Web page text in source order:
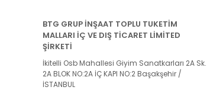
BTG GRUP İNŞAAT TOPLU TUKETİM
MALLARI İÇ VE DIŞ TİCARET LİMİTED
ŞİRKETİ
İkitelli Osb Mahallesi Giyim Sanatkarları 2A Sk.
2A BLOK NO:2A İÇ KAPI NO:2 Başakşehir /
İSTANBUL